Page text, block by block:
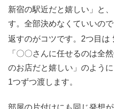
新宿の駅近だと嬉しい」と
す。全部決めなくていいの
返すのがコツです。2つ目は
「〇〇さんに任せるのは全
のお店だと嬉しい」のよう
1つずつ渡します。
部屋の片付けにも同じ発想が